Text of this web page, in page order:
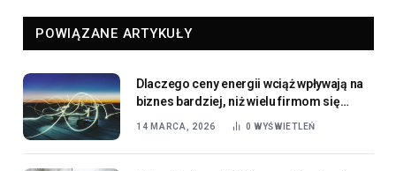
POWIĄZANE ARTYKUŁY
Dlaczego ceny energii wciąż wpływają na
biznes bardziej, niż wielu firmom się
14 MARCA, 2026 0 WYŚWIETLEŃ